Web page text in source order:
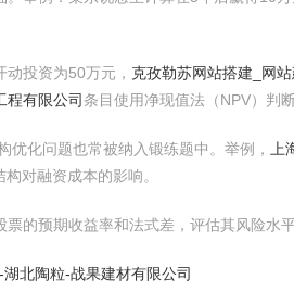
投资为50万元， 克孜勒苏网站搭建_网
程有限公司 条目使用净现值法（NPV）判
优化问题也常被纳入锻练题中。举例，
对融资成本的影响。
的预期收益率和法式差，评估其风险水
北陶粒-战果建材有限公司